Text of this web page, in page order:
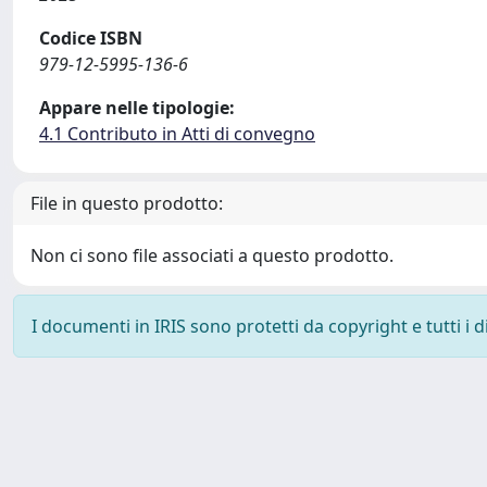
Codice ISBN
979-12-5995-136-6
Appare nelle tipologie:
4.1 Contributo in Atti di convegno
File in questo prodotto:
Non ci sono file associati a questo prodotto.
I documenti in IRIS sono protetti da copyright e tutti i